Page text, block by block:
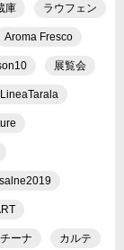
庫 ラウフェン
Aroma Fresco
展覧会
LineaTarala
ーナ カルテ